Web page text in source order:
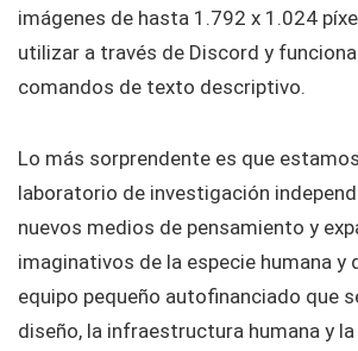
imágenes de hasta 1.792 x 1.024
utilizar a través de Discord y
comandos de texto descriptivo.
Lo más sorprendente es que
laboratorio de investigación
nuevos medios de pensamiento y
imaginativos de la especie humana y
equipo pequeño autofinanciado que
diseño, la infraestructura humana y